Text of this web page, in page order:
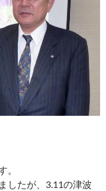
。
したが、3.11の津波